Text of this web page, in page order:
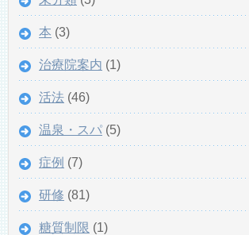
本 (3)
治療院案内 (1)
活法 (46)
温泉・スパ (5)
症例 (7)
研修 (81)
糖質制限 (1)